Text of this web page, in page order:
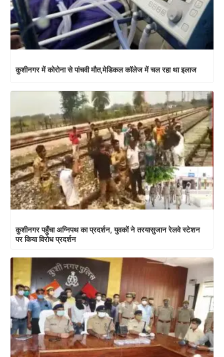
कुशीनगर में कोरोना से पांचवी मौत,मेडिकल कॉलेज में चल रहा था इलाज
कुशीनगर पहुँचा अग्निपथ का प्रदर्शन, युवकों ने तरयासुजान रेलवे स्टेशन
पर किया विरोध प्रदर्शन